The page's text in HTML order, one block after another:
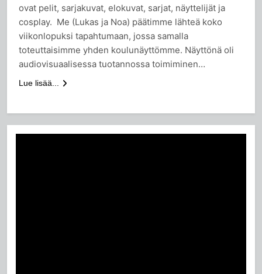
ovat pelit, sarjakuvat, elokuvat, sarjat, näyttelijät ja
cosplay. Me (Lukas ja Noa) päätimme lähteä koko
viikonlopuksi tapahtumaan, jossa samalla
toteuttaisimme yhden koulunäyttömme. Näyttönä oli
audiovisuaalisessa tuotannossa toimiminen…
Lue lisää...